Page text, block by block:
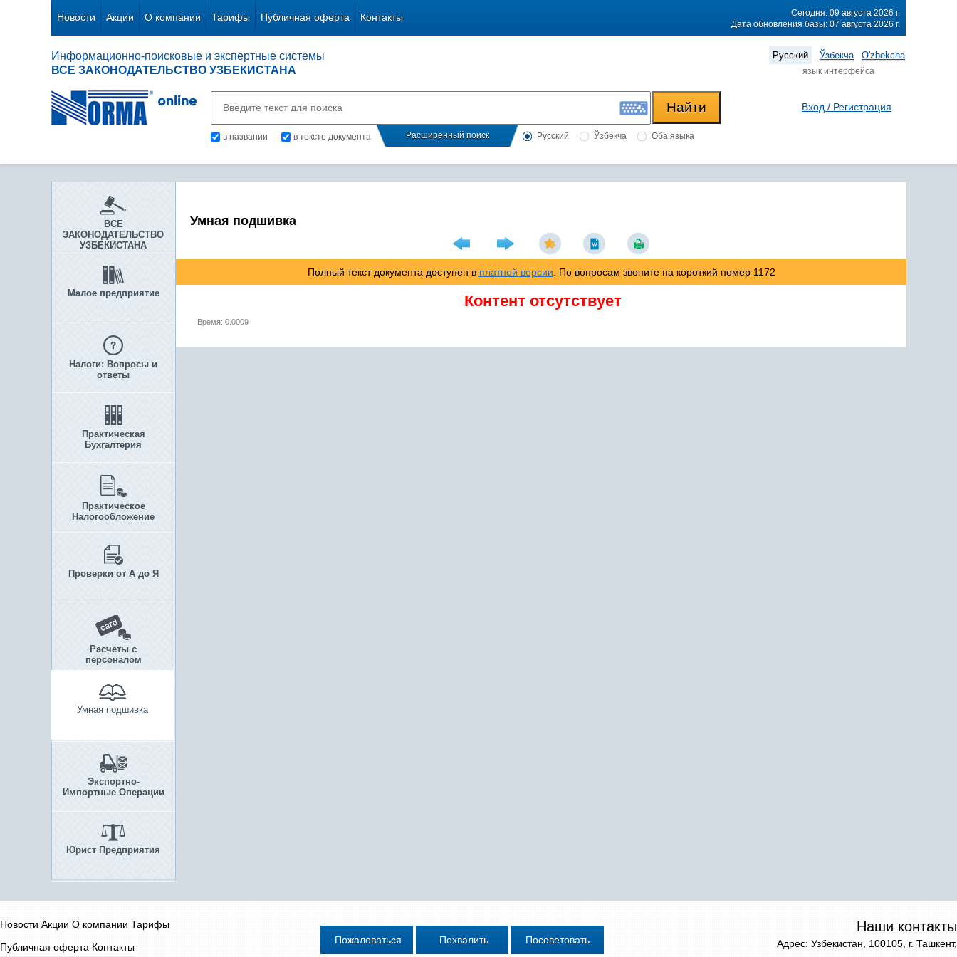
Новости Акции О компании Тарифы Публичная оферта Контакты
Сегодня: 09 августа 2026 г.
Дата обновления базы: 07 августа 2026 г.
Информационно-поисковые и экспертные системы
ВСЕ ЗАКОНОДАТЕЛЬСТВО УЗБЕКИСТАНА
Русский Ўзбекча O'zbekcha
язык интерфейса
в названии в тексте документа Расширенный поиск Русский Ўзбекча Оба языка
Вход / Регистрация
ВСЕ
ЗАКОНОДАТЕЛЬСТВО
УЗБЕКИСТАНА
Малое предприятие
Налоги: Вопросы и
ответы
Практическая
Бухгалтерия
Практическое
Налогообложение
Проверки от А до Я
Расчеты с
персоналом
Умная подшивка
Экспортно-
Импортные Операции
Юрист Предприятия
Умная подшивка
Полный текст документа доступен в платной версии . По вопросам звоните на короткий номер 1172
Контент отсутствует
Время: 0.0009
Новости Акции О компании Тарифы
Публичная оферта Контакты
Наши контакты
Адрес: Узбекистан, 100105, г. Ташкент,